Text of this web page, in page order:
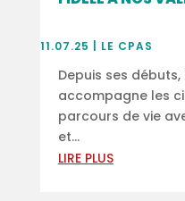
11.07.25 LE CPAS
Depuis ses débuts,
accompagne les
parcours de vie
et...
LIRE PLUS